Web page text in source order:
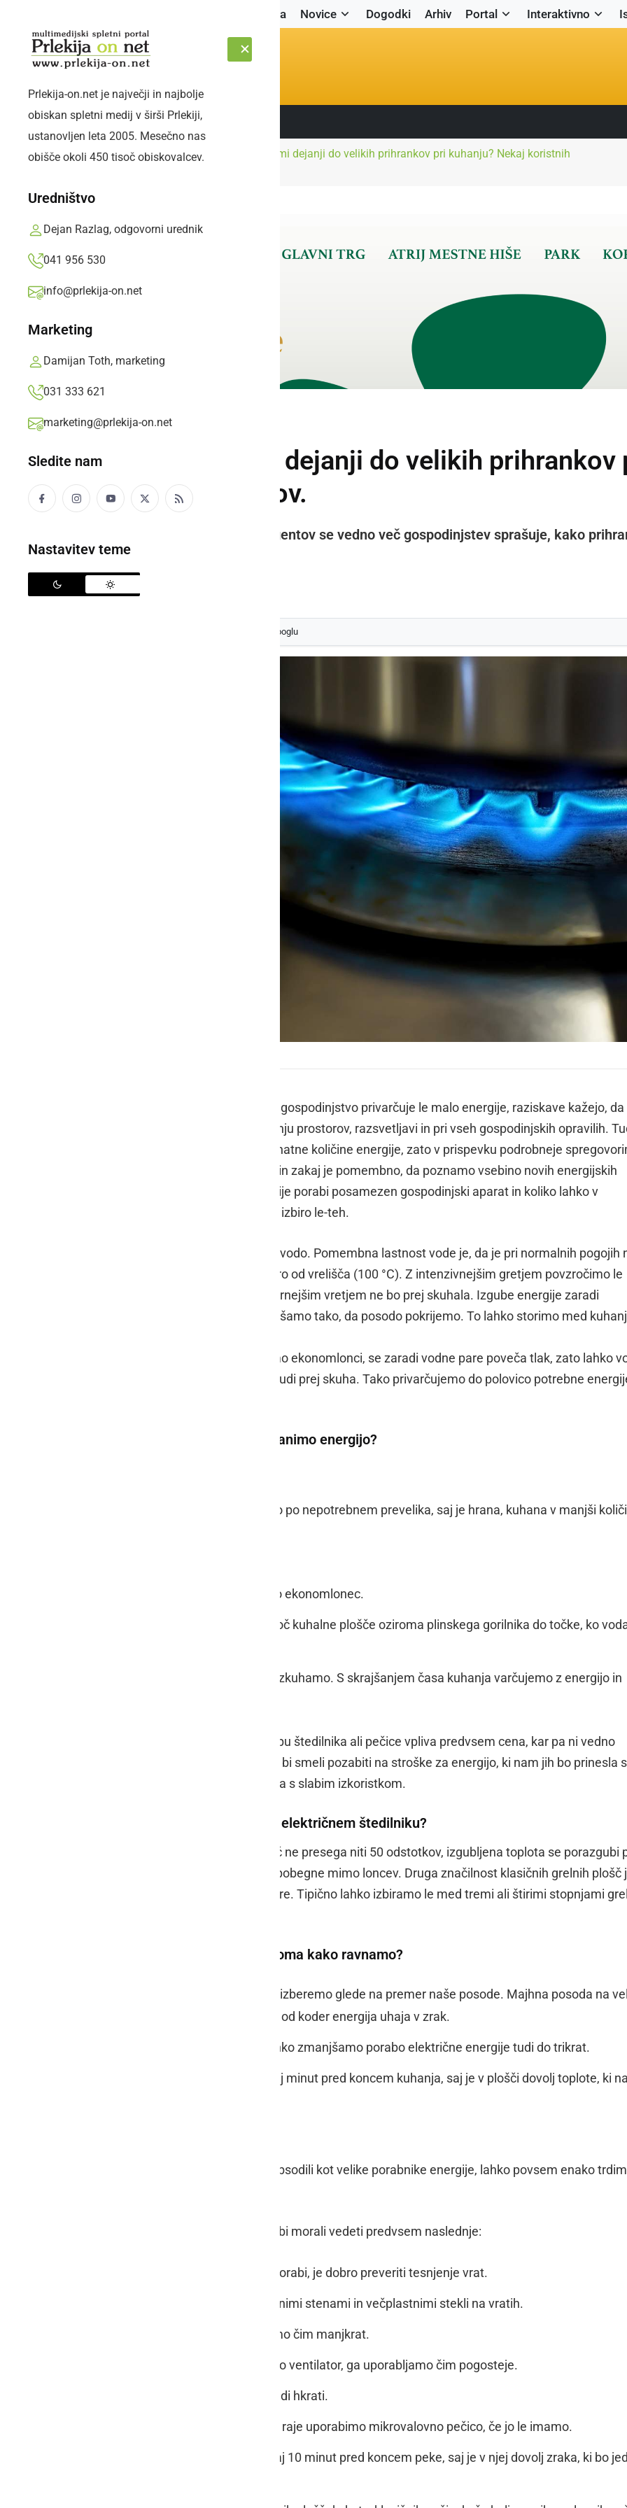
Naslovnica Novice Dogodki Arhiv Portal Interaktivno
PETEK, 7. AVGUST 2026 Sledite nam:
Prlekija-on.net je največji in najbolje
obiskan spletni medij v širši Prlekiji,
ustanovljen leta 2005. Mesečno nas
obišče okoli 450 tisoč obiskovalcev.
Uredništvo
Dejan Razlag, odgovorni urednik
041 956 530
info@prlekija-on.net
Marketing
Damijan Toth, marketing
031 333 621
marketing@prlekija-on.net
Sledite nam
Nastavitev teme
Naslovnica Gospodarstvo
Kako z majhnimi dejanji do velikih prihrankov pri kuhanju? Nekaj koristnih
GOSPODARSTVO
Kako z majhnimi dejanji do velikih prihrankov
koristnih nasvetov.
Ob vse večjih podražitvah energentov se vedno več gospodinjstev sprašuje, kako
koristnih nasvetov.
Prlekija-on.net,
kot svoj prednostni vir na Googlu
Čeprav se zdi, da lahko posamezno gospodinjstvo privarčuje le malo energije, raziskave kažejo, da
tako. Privarčujemo lahko pri ogrevanju prostorov, razsvetljavi in pri vseh gospodinjskih opravilih.
vsakodnevna priprava hrane terja znatne količine energije, zato v prispevku podrobneje
možnostih za prihranke pri kuhanju in zakaj je pomembno, da poznamo vsebino novih energijskih
nalepk, ki nam povedo, koliko energije porabi posamezen gospodinjski aparat in koliko lahko v
gospodinjstvu prihranimo s pravilno izbiro le-teh.
Pri kuhanju največkrat uporabljamo vodo. Pomembna lastnost vode je, da je pri normalnih pogojih
moremo segreti na višjo temperaturo od vrelišča (100 °C). Z intenzivnejšim gretjem povzročimo le
burnejše vretje, hrana pa se med burnejšim vretjem ne bo prej skuhala. Izgube energije zaradi
izparevanja vode lahko delno zmanjšamo tako, da posodo pokrijemo. To lahko storimo med
V posodah, ki jim po domače pravimo ekonomlonci, se zaradi vodne pare poveča tlak, zato lahko
vre pri višji temperaturi in hrana se tudi prej skuha. Tako privarčujemo do polovico potrebne
Kaj lahko torej storimo, da prihranimo energijo?
Količina vode za kuho naj ne bo po nepotrebnem prevelika, saj je hrana, kuhana v manjši
Kadar je le mogoče, uporabimo ekonomlonec.
Ko voda zavre, zmanjšajmo moč kuhalne plošče oziroma plinskega gorilnika do točke, ko
Hrana je okusnejša, če je ne razkuhamo. S skrajšanjem časa kuhanja varčujemo z energijo in
Običajno na našo odločitev pri nakupu štedilnika ali pečice vpliva predvsem cena, kar pa ni vedno
najugodnejša rešitev. Ob nakupu ne bi smeli pozabiti na stroške za energijo, ki nam jih bo prinesla
izolirana pečica ali pa kuhalna plošča s slabim izkoristkom.
Kaj moramo vedeti o klasičnem električnem štedilniku?
Izkoristek navadnih električnih plošč ne presega niti 50 odstotkov, izgubljena toplota se porazgubi
drugih delih štedilnika, pravimo, da pobegne mimo loncev. Druga značilnost klasičnih grelnih plošč
groba nastavitev njihove temperature. Tipično lahko izbiramo le med tremi ali štirimi stopnjami
Na kaj moramo biti pozorni oziroma kako ravnamo?
Velikost kuhalne plošče vedno izberemo glede na premer naše posode. Majhna posoda na
plošči pusti neizkoriščen obod, od koder energija uhaja v zrak.
S kuhanjem v pokriti posodi lahko zmanjšamo porabo električne energije tudi do trikrat.
Kuhalno ploščo izklopimo nekaj minut pred koncem kuhanja, saj je v plošči dovolj toplote, ki
Če smo električne kuhalne plošče obsodili kot velike porabnike energije, lahko povsem enako
Za varčno in smotrnejšo rabo pečic bi morali vedeti predvsem naslednje:
Pri pečicah, ki so dlje časa v uporabi, je dobro preveriti tesnjenje vrat.
Kupujmo pečice z dobro izoliranimi stenami in večplastnimi stekli na vratih.
Vrata pečice med peko odpremo čim manjkrat.
Če imamo v pečici na razpolago ventilator, ga uporabljamo čim pogosteje.
Če je le mogoče, pecimo več jedi hkrati.
Za odtajevanje zmrznjenih jedi raje uporabimo mikrovalovno pečico, če jo le imamo.
Električno pečico izklopimo vsaj 10 minut pred koncem peke, saj je v njej dovolj zraka, ki bo